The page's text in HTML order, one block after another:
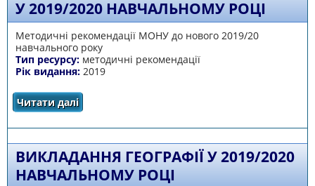
У 2019/2020 НАВЧАЛЬНОМУ РОЦІ
Методичні рекомендації МОНУ до нового 2019/20
навчального року
Тип ресурсу: методичні рекомендації
Рік видання: 2019
Читати далі
ВИКЛАДАННЯ ГЕОГРАФІЇ У 2019/2020
НАВЧАЛЬНОМУ РОЦІ